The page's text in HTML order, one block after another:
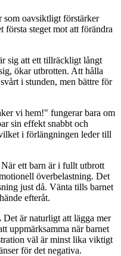
som oavsiktligt förstärker
första steget mot att förändra
sig att ett tillräckligt långt
ökar utbrotten. Att hålla
i stunden, men bättre för
vi hem!" fungerar bara om
sin effekt snabbt och
i förlängningen leder till
När ett barn är i fullt utbrott
överbelastning. Det
just då. Vänta tills barnet
efteråt.
Det är naturligt att lägga mer
uppmärksamma när barnet
väl är minst lika viktigt
för det negativa.